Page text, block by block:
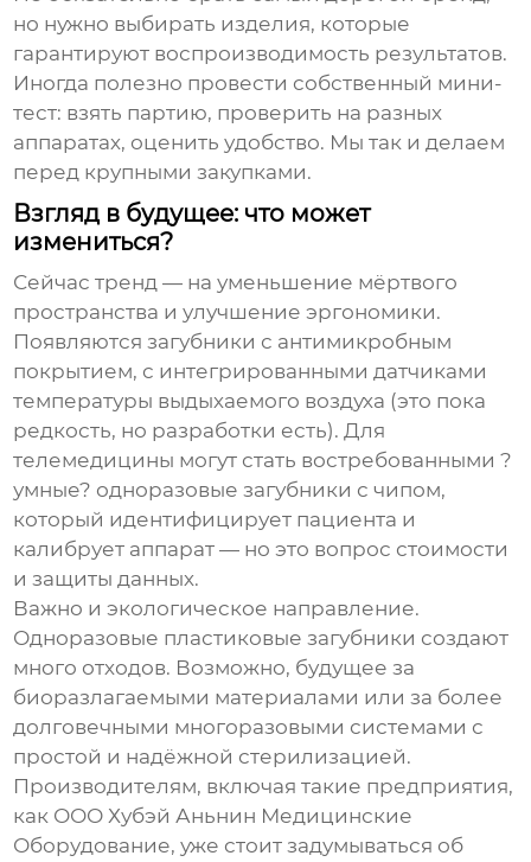
но нужно выбирать изделия, которые
гарантируют воспроизводимость результатов.
Иногда полезно провести собственный мини-
тест: взять партию, проверить на разных
аппаратах, оценить удобство. Мы так и делаем
перед крупными закупками.
Взгляд в будущее: что может
измениться?
Сейчас тренд — на уменьшение мёртвого
пространства и улучшение эргономики.
Появляются загубники с антимикробным
покрытием, с интегрированными датчиками
температуры выдыхаемого воздуха (это пока
редкость, но разработки есть). Для
телемедицины могут стать востребованными ?
умные? одноразовые загубники с чипом,
который идентифицирует пациента и
калибрует аппарат — но это вопрос стоимости
и защиты данных.
Важно и экологическое направление.
Одноразовые пластиковые загубники создают
много отходов. Возможно, будущее за
биоразлагаемыми материалами или за более
долговечными многоразовыми системами с
простой и надёжной стерилизацией.
Производителям, включая такие предприятия,
как ООО Хубэй Аньнин Медицинские
Оборудование, уже стоит задумываться об